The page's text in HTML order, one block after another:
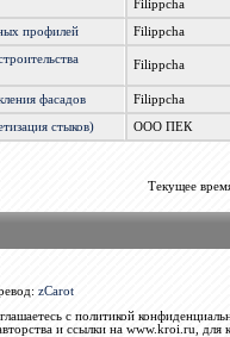
Filippcha
профилей Filippcha
Filippcha
фасадов Filippcha
стыков) ООО ПЕК
Текущее
zCarot
с политикой
и ссылки на www.kroi.ru, для